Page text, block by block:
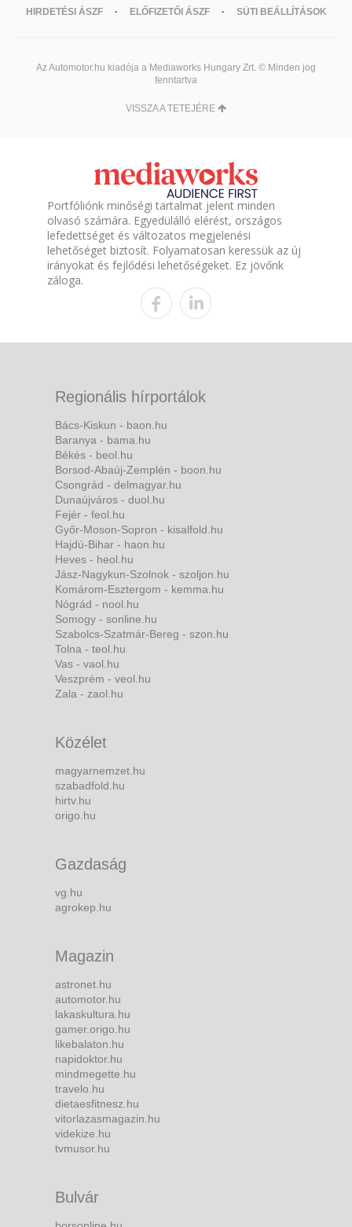
HIRDETÉSI ÁSZF
ELŐFIZETŐI ÁSZF SÜTI BEÁLLÍTÁSOK
Az Automotor.hu kiadója a Mediaworks Hungary Zrt. © Minden jog
fenntartva
VISSZA A TETEJÉRE
Portfóliónk minőségi tartalmat jelent minden
olvasó számára. Egyedülálló elérést, országos
lefedettséget és változatos megjelenési
lehetőséget biztosít. Folyamatosan keressük az új
irányokat és fejlődési lehetőségeket. Ez jövőnk
záloga.
Regionális hírportálok
Bács-Kiskun - baon.hu
Baranya - bama.hu
Békés - beol.hu
Borsod-Abaúj-Zemplén - boon.hu
Csongrád - delmagyar.hu
Dunaújváros - duol.hu
Fejér - feol.hu
Győr-Moson-Sopron - kisalfold.hu
Hajdú-Bihar - haon.hu
Heves - heol.hu
Jász-Nagykun-Szolnok - szoljon.hu
Komárom-Esztergom - kemma.hu
Nógrád - nool.hu
Somogy - sonline.hu
Szabolcs-Szatmár-Bereg - szon.hu
Tolna - teol.hu
Vas - vaol.hu
Veszprém - veol.hu
Zala - zaol.hu
Közélet
magyarnemzet.hu
szabadfold.hu
hirtv.hu
origo.hu
Gazdaság
vg.hu
agrokep.hu
Magazin
astronet.hu
automotor.hu
lakaskultura.hu
gamer.origo.hu
likebalaton.hu
napidoktor.hu
mindmegette.hu
travelo.hu
dietaesfitnesz.hu
vitorlazasmagazin.hu
videkize.hu
tvmusor.hu
Bulvár